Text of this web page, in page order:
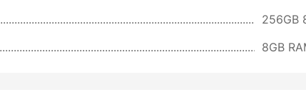
256GB
8GB